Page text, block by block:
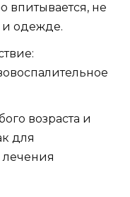
впитывается, не
и одежде.
возраста и
для
лечения